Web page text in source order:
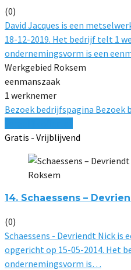
(0)
David Jacques is een
18-12-2019. Het bedrijf telt 1
ondernemingsvorm is een
Werkgebied Roksem
eenmanszaak
1 werknemer
Bezoek bedrijfspagina Bezoek
Gratis - Vrijblijvend
14. Schaessens –
(0)
Schaessens - Devriendt Nick is
opgericht op 15-05-2014. Het
ondernemingsvorm is…